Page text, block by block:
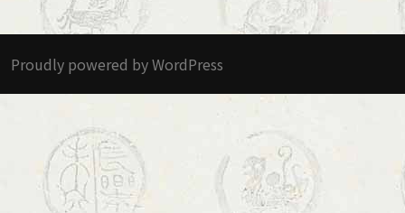
Proudly powered by WordPress